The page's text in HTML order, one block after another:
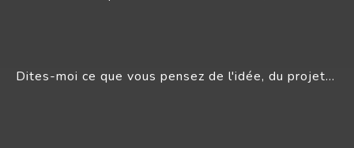
Dites-moi ce que vous pensez de l'idée, du projet…